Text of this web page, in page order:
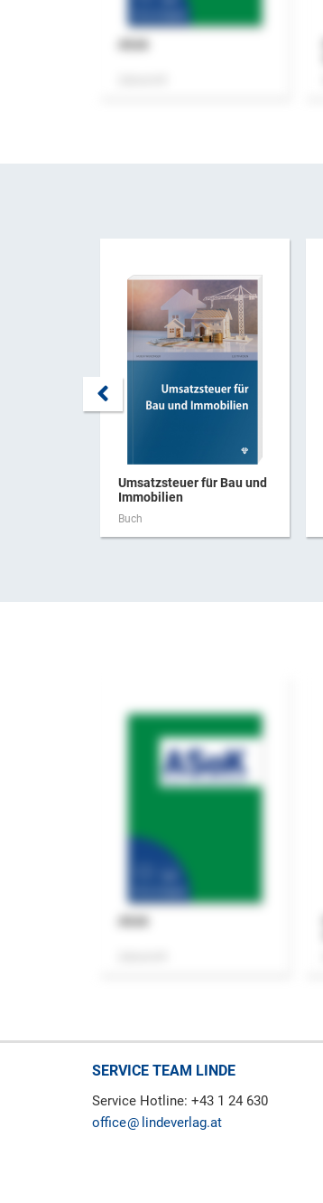
Umsatzsteuer für Bau und
Immobilien
Buch
SERVICE TEAM LINDE
Service Hotline: +43 1 24 630
office
lindeverlag.at